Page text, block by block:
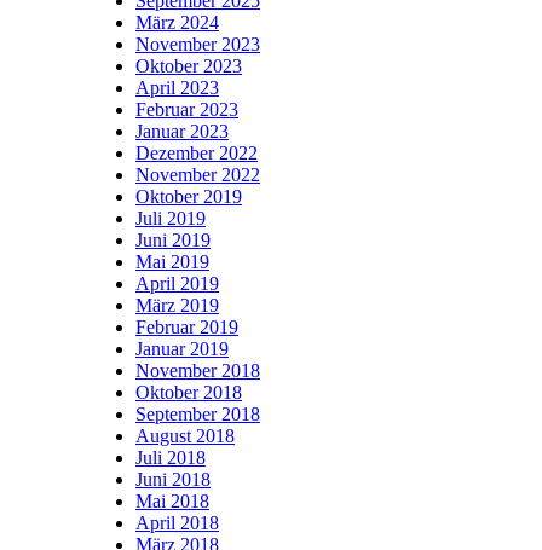
März 2024
November 2023
Oktober 2023
April 2023
Februar 2023
Januar 2023
Dezember 2022
November 2022
Oktober 2019
Juli 2019
Juni 2019
Mai 2019
April 2019
März 2019
Februar 2019
Januar 2019
November 2018
Oktober 2018
September 2018
August 2018
Juli 2018
Juni 2018
Mai 2018
April 2018
März 2018